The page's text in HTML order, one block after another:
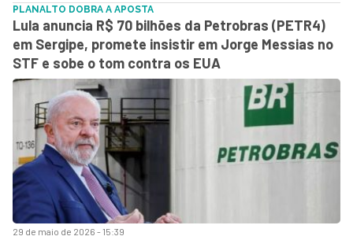
29 de maio de 2026 - 15:39
PLANALTO DOBRA A APOSTA
Lula anuncia R$ 70 bilhões da Petrobras (PETR4)
em Sergipe, promete insistir em Jorge Messias no
STF e sobe o tom contra os EUA